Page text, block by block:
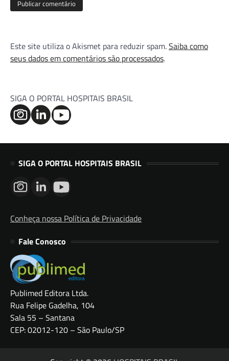
Este site utiliza o Akismet para reduzir spam.Saiba como
seus dados em comentários são processados.
SIGA O PORTAL HOSPITAIS BRASIL
SIGA O PORTAL HOSPITAIS BRASIL
Conheça nossa Política de Privacidade
Fale Conosco
Publimed Editora Ltda.
Rua Felipe Gadelha, 104
Sala 55 – Santana
CEP: 02012-120 – São Paulo/SP